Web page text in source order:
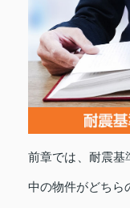
前章では、耐震基
中の物件がどちら